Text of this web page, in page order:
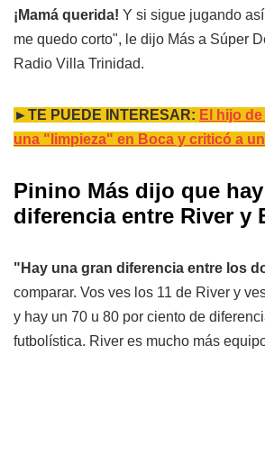
¡Mamá querida! Y si sigue jugando
me quedo corto", le dijo Más a Súper
Radio Villa Trinidad.
►TE PUEDE INTERESAR: El hijo
una "limpieza" en Boca y criticó a
Pinino Más dijo que
diferencia entre River y
"Hay una gran diferencia entre los
comparar. Vos ves los 11 de River y
y hay un 70 u 80 por ciento de
futbolística. River es mucho más